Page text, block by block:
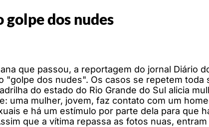
dos nudes
que passou, a reportagem do jornal Diário
"golpe dos nudes". Os casos se repetem
do estado do Rio Grande do Sul alicia
uma mulher, jovem, faz contato com um
e há um estímulo por parte dela para que
que a vítima repassa as fotos nuas,